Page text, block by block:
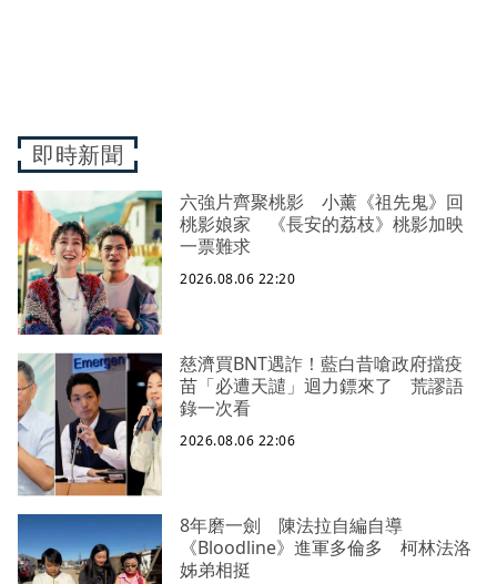
即時新聞
六強片齊聚桃影 小薰《祖先鬼》回
桃影娘家 《長安的荔枝》桃影加映
一票難求
2026.08.06 22:20
慈濟買BNT遇詐！藍白昔嗆政府擋疫
苗「必遭天譴」迴力鏢來了 荒謬語
錄一次看
2026.08.06 22:06
8年磨一劍 陳法拉自編自導
《Bloodline》進軍多倫多 柯林法洛
姊弟相挺